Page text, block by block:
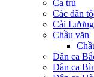
Ca trù
Các dân
Cải Lương
Chầu văn
Dân ca
Dân ca